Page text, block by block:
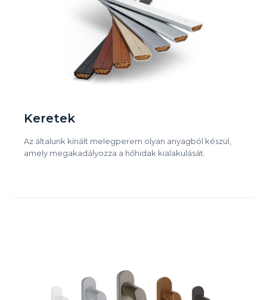
Keretek
Az általunk kínált melegperem olyan anyagból készül,
amely megakadályozza a hőhidak kialakulását.